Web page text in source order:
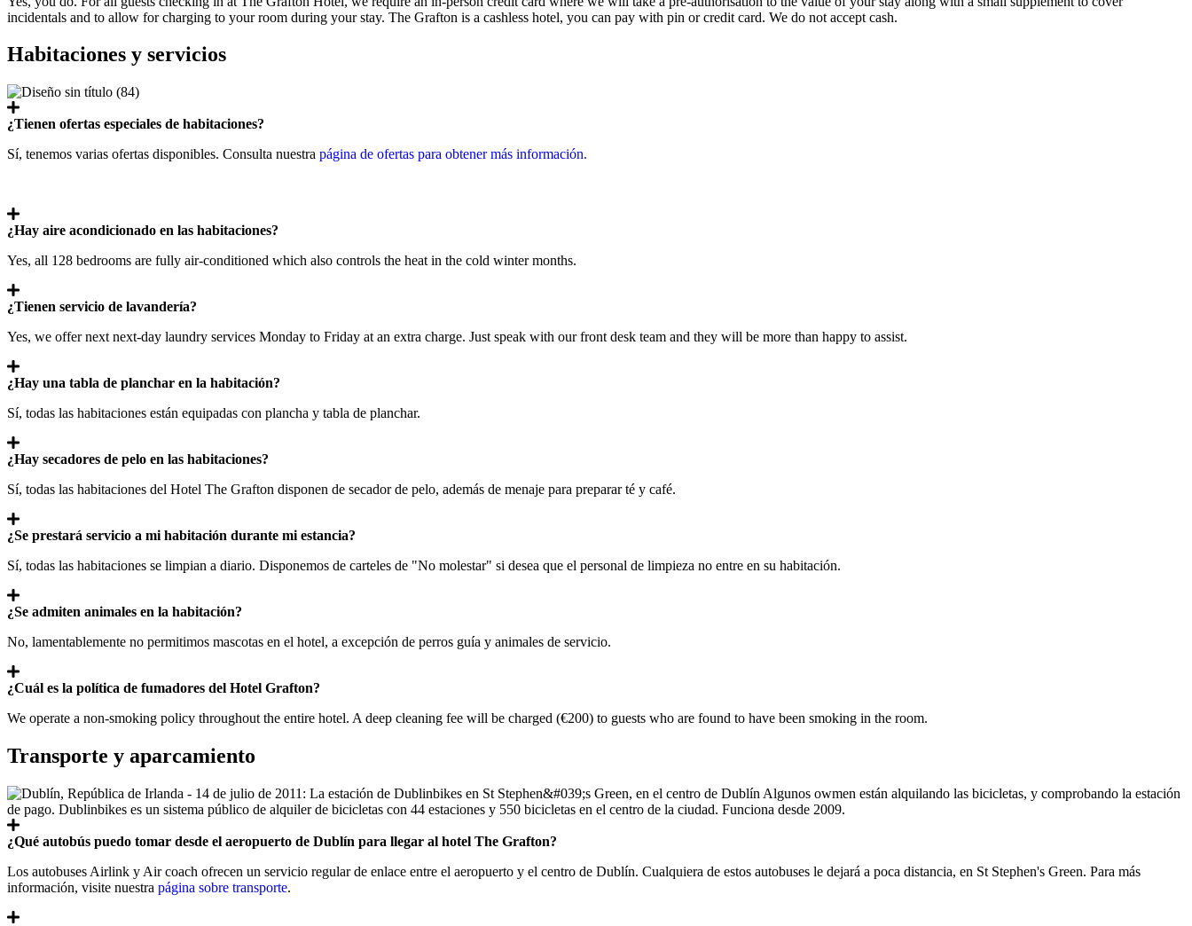
incidentals and to allow for charging to your room during your stay. The Grafton is a cashless hotel, you can pay with pin or credit card. We do not accept cash.
Habitaciones y servicios
¿Tienen ofertas especiales de habitaciones?
Sí, tenemos varias ofertas disponibles. Consulta nuestra página de ofertas para obtener más información.
¿Hay aire acondicionado en las habitaciones?
Yes, all 128 bedrooms are fully air-conditioned which also controls the heat in the cold winter months.
¿Tienen servicio de lavandería?
Yes, we offer next next-day laundry services Monday to Friday at an extra charge. Just speak with our front desk team and they will be more than happy to assist.
¿Hay una tabla de planchar en la habitación?
Sí, todas las habitaciones están equipadas con plancha y tabla de planchar.
¿Hay secadores de pelo en las habitaciones?
Sí, todas las habitaciones del Hotel The Grafton disponen de secador de pelo, además de menaje para preparar té y café.
¿Se prestará servicio a mi habitación durante mi estancia?
Sí, todas las habitaciones se limpian a diario. Disponemos de carteles de "No molestar" si desea que el personal de limpieza no entre en su habitación.
¿Se admiten animales en la habitación?
No, lamentablemente no permitimos mascotas en el hotel, a excepción de perros guía y animales de servicio.
¿Cuál es la política de fumadores del Hotel Grafton?
We operate a non-smoking policy throughout the entire hotel. A deep cleaning fee will be charged (€200) to guests who are found to have been smoking in the room.
Transporte y aparcamiento
¿Qué autobús puedo tomar desde el aeropuerto de Dublín para llegar al hotel The Grafton?
Los autobuses Airlink y Air coach ofrecen un servicio regular de enlace entre el aeropuerto y el centro de Dublín. Cualquiera de estos autobuses le dejará a poca distancia, en St Stephen's Green. Para más
información, visite nuestra página sobre transporte.